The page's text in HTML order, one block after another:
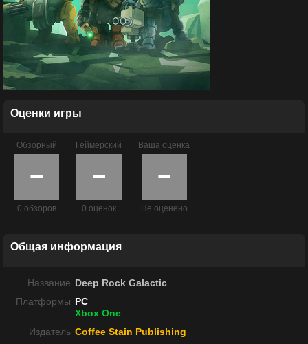
Оценки игры
Обзорный
−
0 обзоров
Геймерский
−
0 оценок
Ваша оценка
−
Не оценено
Общая информация
Название Deep Rock Galactic
Платформы PC
Xbox One
Издатель Coffee Stain Publishing